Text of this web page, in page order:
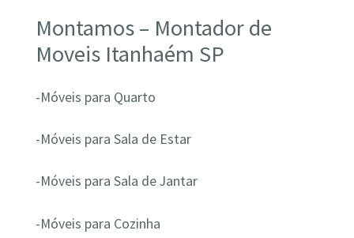
Montamos – Montador de
Moveis Itanhaém SP
-Móveis para Quarto
-Móveis para Sala de Estar
-Móveis para Sala de Jantar
-Móveis para Cozinha